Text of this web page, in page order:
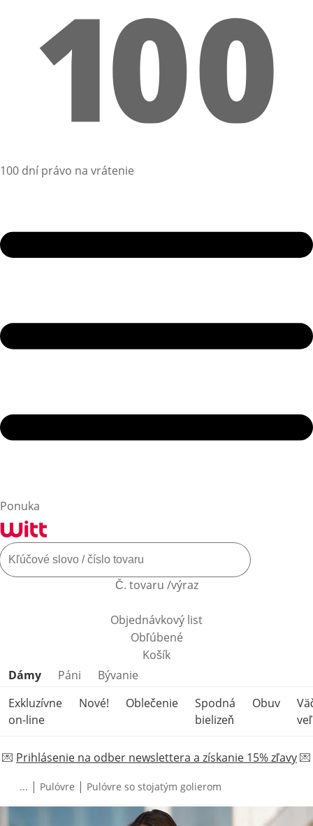
100 dní právo na vrátenie
Ponuka
Č. tovaru /výraz
Objednávkový list
Obľúbené
Košík
Preskočiť kategórie produktov
Dámy Páni
Bývanie
Exkluzívne
on-line
Nové! Oblečenie
Spodná
bielizeň
Obuv
💌 Prihlásenie na odber newslettera a získanie 15% zľavy💌
... | Pulóvre | Pulóvre so stojatým golierom